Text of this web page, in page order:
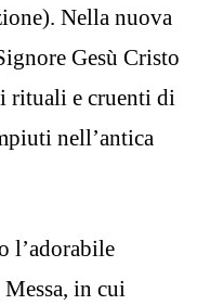
Nella nuova
Gesù Cristo
rituali e cruenti di
nell’antica
l’adorabile
in cui